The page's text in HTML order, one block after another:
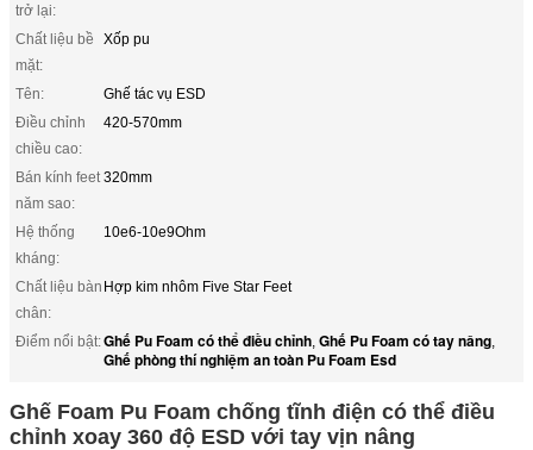
trở lại:
Chất liệu bề
mặt:
Xốp pu
Tên:
Ghế tác vụ ESD
Điều chỉnh
chiều cao:
420-570mm
Bán kính feet
năm sao:
320mm
Hệ thống
kháng:
10e6-10e9Ohm
Chất liệu bàn
chân:
Hợp kim nhôm Five Star Feet
Điểm nổi bật:Ghế Pu Foam có thể điều chỉnh, Ghế Pu Foam có tay nâng,
Ghế phòng thí nghiệm an toàn Pu Foam Esd
Ghế Foam Pu Foam chống tĩnh điện có thể điều
chỉnh xoay 360 độ ESD với tay vịn nâng